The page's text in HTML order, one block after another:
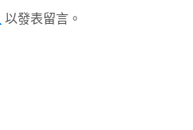
以發表留言。